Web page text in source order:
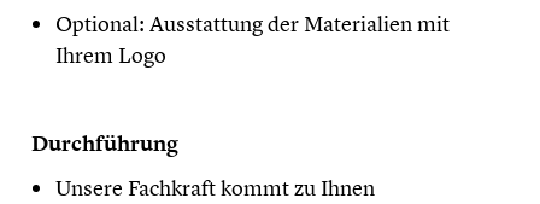
Optional: Ausstattung der Materialien mit
Ihrem Logo
Durchführung
Unsere Fachkraft kommt zu Ihnen